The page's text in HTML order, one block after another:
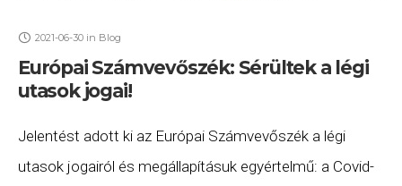
2021-06-30 in Blog
Európai Számvevőszék: Sérültek a légi
utasok jogai!
Jelentést adott ki az Európai Számvevőszék a légi
utasok jogairól és megállapításuk egyértelmű: a Covid-